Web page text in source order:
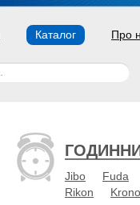
Каталог Про
Jibo
Fuda
Rikon